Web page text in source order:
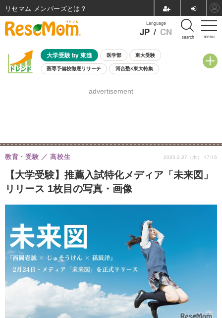
menu
Language
JP / CN search
大学受験 by 東進 医学部 東大受験
医専予備校徹底リサーチ 河合塾×東大特集
8月開催学校説明会・相談会
advertisement
【大学受験】推薦入試特化メディア「未来図」
リリース 1枚目の写真・画像
教育・受験 高校生 2025.2.27（木） 17:15
リセマム メンバーズ